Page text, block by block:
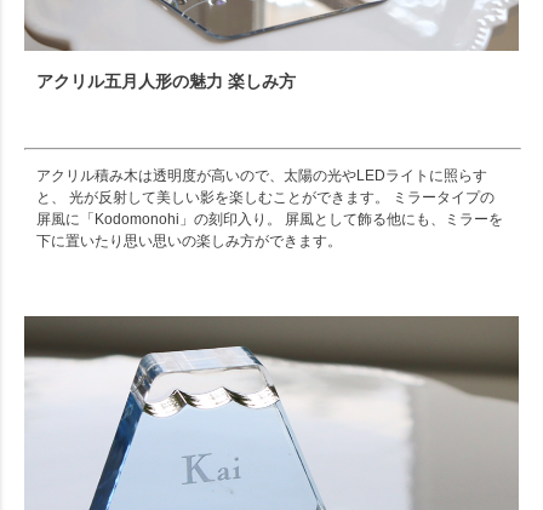
アクリル五月人形の魅力 楽しみ方
アクリル積み木は透明度が高いので、太陽の光やLEDライトに照らす
と、 光が反射して美しい影を楽しむことができます。 ミラータイプの
屏風に「Kodomonohi」の刻印入り。 屏風として飾る他にも、ミラーを
下に置いたり思い思いの楽しみ方ができます。